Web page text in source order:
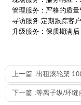
管理服务：严格的质量
寻访服务:定期跟踪客
升级服务：保质期满
上一篇 :出租滚轮架
下一篇 :等离子纵/环缝